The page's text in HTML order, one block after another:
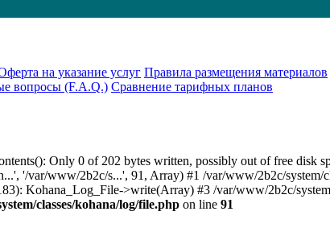
на указание услуг Правила размещения материалов
вопросы (F.A.Q.) Cравнение тарифных планов
Only 0 of 202 bytes written, possibly out of free disk
'/var/www/2b2c/s...', 91, Array) #1 /var/www/2b2c/
Kohana_Log_File->write(Array) #3 /var/www/2b2c/
classes/kohana/log/file.php on line 91